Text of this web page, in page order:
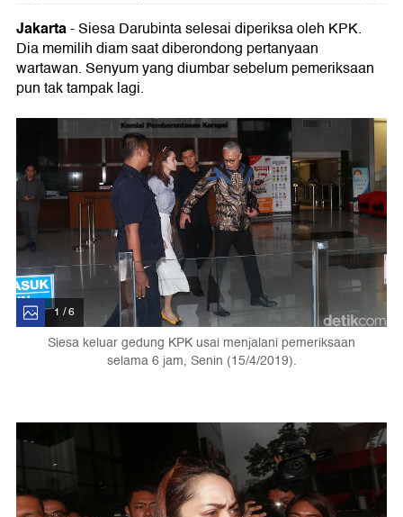
Jakarta- Siesa Darubinta selesai diperiksa oleh KPK.
Dia memilih diam saat diberondong pertanyaan
wartawan. Senyum yang diumbar sebelum pemeriksaan
pun tak tampak lagi.
1 / 6
Siesa keluar gedung KPK usai menjalani pemeriksaan
selama 6 jam, Senin (15/4/2019).